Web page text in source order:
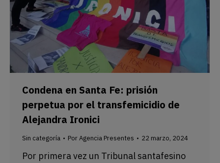
APOYANOS
ES EN
Condena en Santa Fe: prisión
perpetua por el transfemicidio de
Alejandra Ironici
Sin categoría PorAgencia Presentes 22 marzo, 2024
Por primera vez un Tribunal santafesino